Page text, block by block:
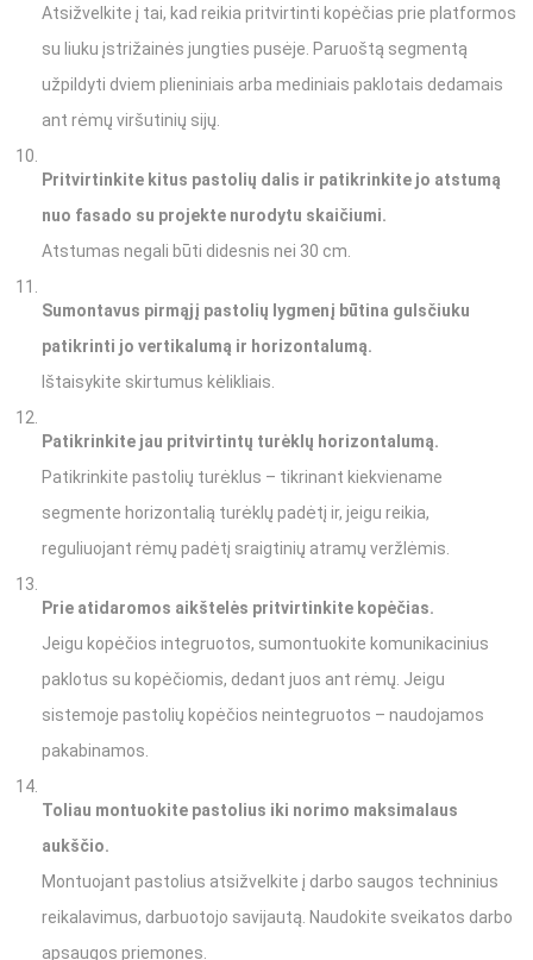
Atsižvelkite į tai, kad reikia pritvirtinti kopėčias prie platformos
su liuku įstrižainės jungties pusėje. Paruoštą segmentą
užpildyti dviem plieniniais arba mediniais paklotais dedamais
ant rėmų viršutinių sijų.
Pritvirtinkite kitus pastolių dalis ir patikrinkite jo atstumą
nuo fasado su projekte nurodytu skaičiumi.
Atstumas negali būti didesnis nei 30 cm.
Sumontavus pirmąjį pastolių lygmenį būtina gulsčiuku
patikrinti jo vertikalumą ir horizontalumą.
Ištaisykite skirtumus kėlikliais.
Patikrinkite jau pritvirtintų turėklų horizontalumą.
Patikrinkite pastolių turėklus – tikrinant kiekviename
segmente horizontalią turėklų padėtį ir, jeigu reikia,
reguliuojant rėmų padėtį sraigtinių atramų veržlėmis.
Prie atidaromos aikštelės pritvirtinkite kopėčias.
Jeigu kopėčios integruotos, sumontuokite komunikacinius
paklotus su kopėčiomis, dedant juos ant rėmų. Jeigu
sistemoje pastolių kopėčios neintegruotos – naudojamos
pakabinamos.
Toliau montuokite pastolius iki norimo maksimalaus
aukščio.
Montuojant pastolius atsižvelkite į darbo saugos techninius
reikalavimus, darbuotojo savijautą. Naudokite sveikatos darbo
apsaugos priemones.